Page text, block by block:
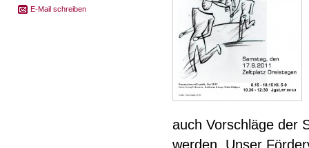
auch Vorschläge der
werden. Unser
E-Mail schreiben